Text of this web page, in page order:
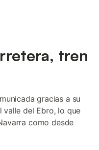
tren
gracias a su
valle del Ebro, lo que
como desde